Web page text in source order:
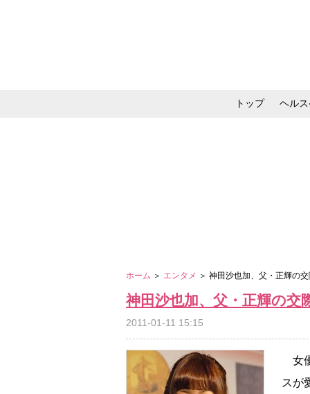
トップ ヘル
ホーム ＞ エンタメ ＞ 神田沙也加、父・正輝の
神田沙也加、父・正輝の
2011-01-11 15:15
女
スが